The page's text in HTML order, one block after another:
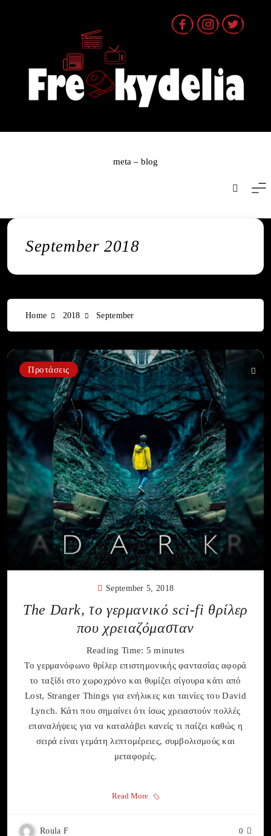
meta – blog
September 2018
Home 2018 September
Προτάσεις
September 5, 2018
The Dark, το γερμανικό sci-fi θρίλερ
που χρειαζόμασταν
Reading Time: 5 minutes
Το γερμανόφωνο θρίλερ επιστημονικής φαντασίας αφορά
το ταξίδι στο χωρoχρόνο και θυμίζει σίγουρα κάτι από
Lost, Stranger Things για ενήλικες και ταινίες του David
Lynch. Κάτι που σημαίνει ότι ίσως χρειαστούν πολλές
επαναλήψεις για να καταλάβει κανείς τι παίζει καθώς η
σειρά είναι γεμάτη λεπτομέρειες, συμβολισμούς και
μεταφορές.
Read More
Roula F 0